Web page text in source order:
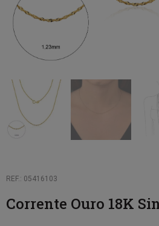
REF.: 05416103
Corrente Ouro 18K